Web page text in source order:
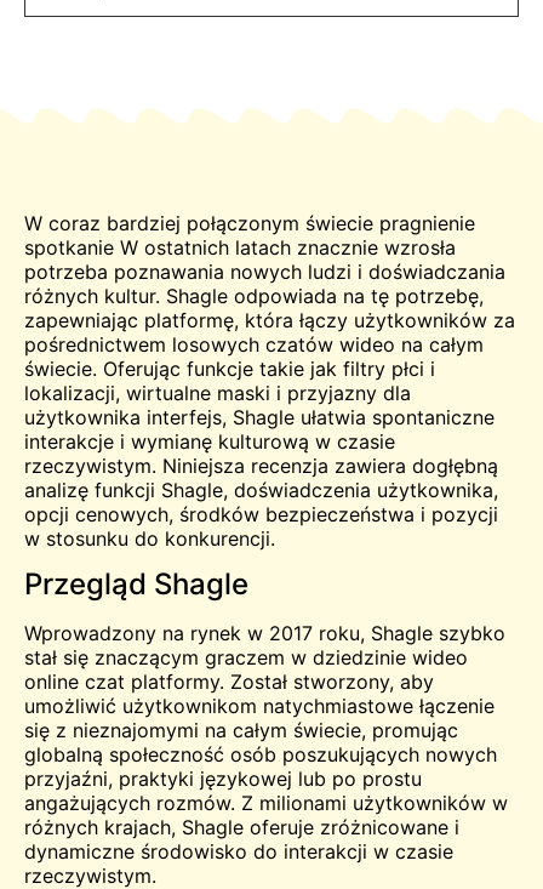
W coraz bardziej połączonym świecie pragnienie
spotkanie W ostatnich latach znacznie wzrosła
potrzeba poznawania nowych ludzi i doświadczania
różnych kultur. Shagle odpowiada na tę potrzebę,
zapewniając platformę, która łączy użytkowników za
pośrednictwem losowych czatów wideo na całym
świecie. Oferując funkcje takie jak filtry płci i
lokalizacji, wirtualne maski i przyjazny dla
użytkownika interfejs, Shagle ułatwia spontaniczne
interakcje i wymianę kulturową w czasie
rzeczywistym. Niniejsza recenzja zawiera dogłębną
analizę funkcji Shagle, doświadczenia użytkownika,
opcji cenowych, środków bezpieczeństwa i pozycji
w stosunku do konkurencji.
Przegląd Shagle
Wprowadzony na rynek w 2017 roku, Shagle szybko
stał się znaczącym graczem w dziedzinie wideo
online czat platformy. Został stworzony, aby
umożliwić użytkownikom natychmiastowe łączenie
się z nieznajomymi na całym świecie, promując
globalną społeczność osób poszukujących nowych
przyjaźni, praktyki językowej lub po prostu
angażujących rozmów. Z milionami użytkowników w
różnych krajach, Shagle oferuje zróżnicowane i
dynamiczne środowisko do interakcji w czasie
rzeczywistym.